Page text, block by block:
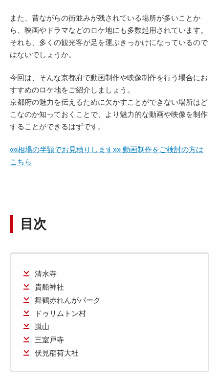
また、昔ながらの街並みが残されている場所が多いことか
ら、映画やドラマなどのロケ地にも多数起用されています。
それも、多くの観光客が足を運ぶきっかけになっているので
はないでしょうか。
今回は、そんな京都府で動画制作や映像制作を行う場合にお
すすめのロケ地をご紹介しましょう。
京都府の魅力を伝えるために欠かすことができない場所はど
こなのか知っておくことで、より魅力的な動画や映像を制作
することができるはずです。
««相場の半額でお見積りします»» 動画制作をご検討の方は
こちら
目次
清水寺
貴船神社
舞鶴赤れんがパーク
ドゥリムトン村
嵐山
三室戸寺
伏見稲荷大社